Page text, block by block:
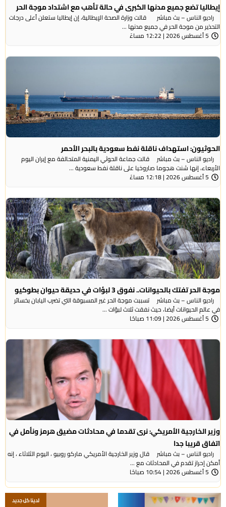
إيطاليا تضع جميع مدنها الكبرى في حالة تأهب مع اشتداد موجة الحر
راديو الناس – بث مباشر قالت وزارة الصحة الإيطالية، إن إيطاليا ستعلن أعلى درجات
التحذير من موجة ​الحر في جميع مدنها ...
5 أغسطس 2026 | 12:22 مساءً
الحوثيون: استهداف ناقلة نفط سعودية بالبحر الأحمر
راديو الناس – بث مباشر قالت جماعة الحوثي ​اليمنية المتحالفة ​مع إيران اليوم
الأربعاء، ⁠إنها شنت ​هجوما صاروخيا على ​ناقلة نفط سعودية ...
5 أغسطس 2026 | 12:18 مساءً
موجة الحر تفتك بالحيوانات.. نفوق 3 لبؤات في حديقة حيوان بطوكيو
راديو الناس – بث مباشر تسببت موجة الحر غير المسبوقة التي تضرب اليابان بخسائر
في عالم الحيوانات أيضا، حيث نفقت ثلاث لبؤات ...
5 أغسطس 2026 | 11:09 صباحًا
وزير الخارجية الأمريكي: نرى تقدما في محادثات مضيق هرمز ونأمل في
اتفاق قريبا جدا
راديو الناس – بث مباشر قال وزير الخارجية الأمريكي ماركو روبيو ، اليوم الثلاثاء ، إنه
أمكن إحراز تقدم في المحادثات مع ...
5 أغسطس 2026 | 10:54 صباحًا